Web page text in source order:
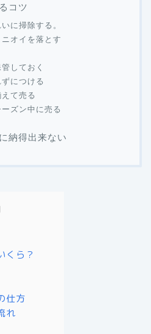
コツ
に掃除する。
オイを落とす
しておく
につける
て売る
ズン中に売る
納得出来ない
くら？
仕方
れ